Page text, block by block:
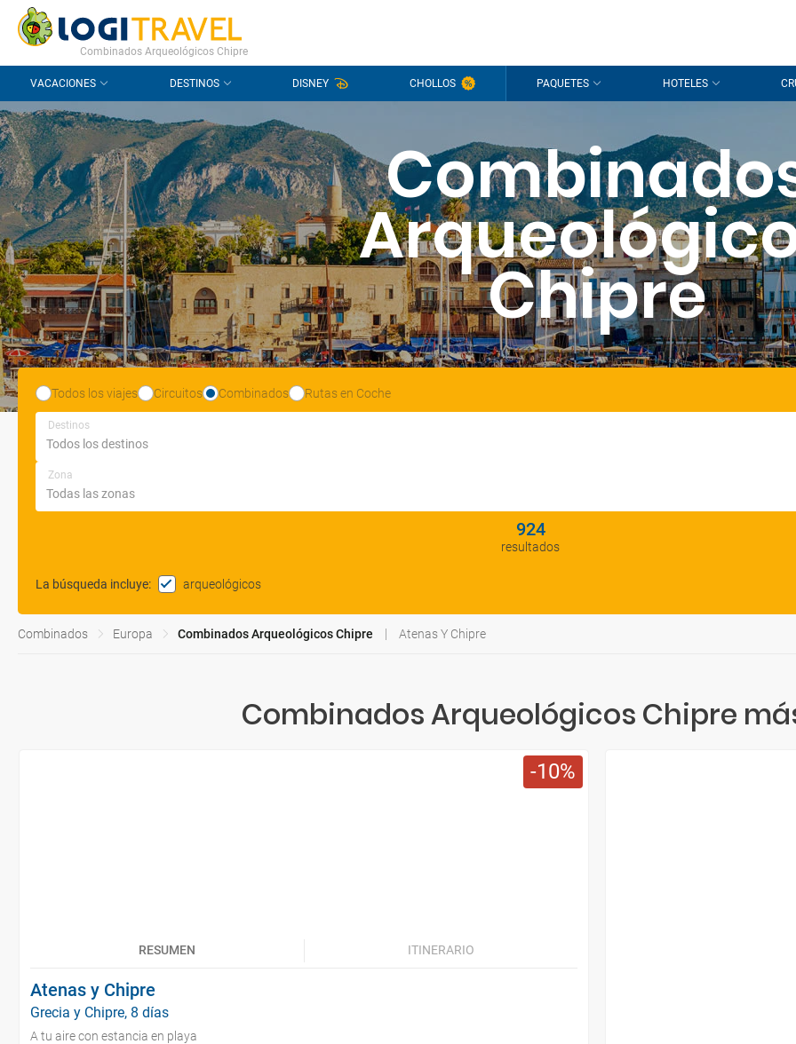
CONTACTO PREGUNTAS FRECUENTES
Combinados Arqueológicos Chipre
VACACIONES DESTINOS DISNEY CHOLLOS PAQUETES HOTELES
Chipre
Todos los viajes Circuitos Combinados Rutas en Coche
Destinos
Zona
924
resultados
La búsqueda incluye: arqueológicos
Combinados Europa Combinados Arqueológicos Chipre Atenas Y Chipre
Combinados Arqueológicos Chipre
10
RESUMEN ITINERARIO
Atenas y Chipre
Grecia y Chipre, 8 días
A tu aire con estancia en playa